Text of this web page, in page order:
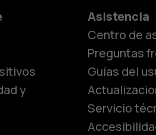
clásicos
y
Asistencia
Centro de
Preguntas
Guías del
Servicio